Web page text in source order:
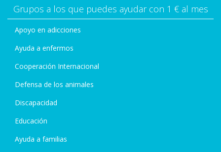
Grupos a los que puedes ayudar con 1 € al mes
Apoyo en adicciones
Ayuda a enfermos
Cooperación Internacional
Defensa de los animales
Discapacidad
Educación
Ayuda a familias